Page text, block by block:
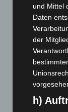
Mann läuft mit
Zeugen
5. August 2026
Celle: Mensch
5. August 2026
Gasleitung bei
beschädigt
und Mittel
Daten
der
h)